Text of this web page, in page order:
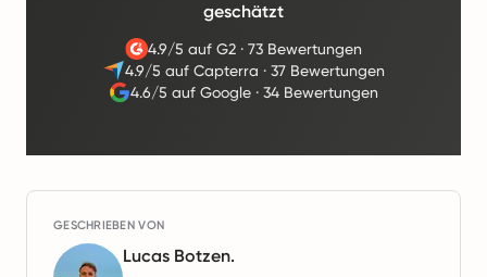
geschätzt
4.9/5 auf G2· 73 Bewertungen
4.9/5 auf Capterra · 37 Bewertungen
4.6/5 auf Google ·34 Bewertungen
GESCHRIEBEN VON
Lucas Botzen.